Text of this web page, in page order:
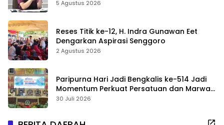
Sekolah Jangan Dikurangi
5 Agustus 2026
Reses Titik ke-12, H. Indra Gunawan Eet
Dengarkan Aspirasi Senggoro
2 Agustus 2026
Paripurna Hari Jadi Bengkalis ke-514 Jadi
Momentum Perkuat Persatuan dan Marwah
Negeri
30 Juli 2026